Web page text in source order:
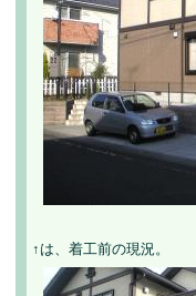
↑は、着工前の現況。